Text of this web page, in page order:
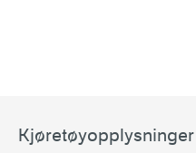
Kjøretøyopplysninger